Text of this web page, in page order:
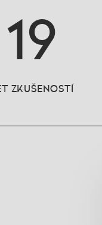
19
ZKUŠENOSTÍ